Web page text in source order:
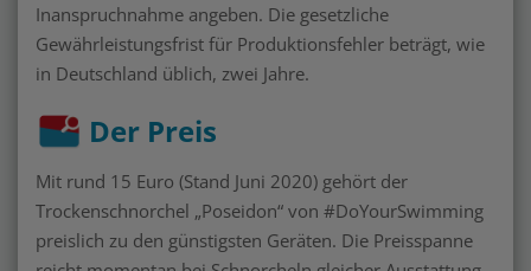
Inanspruchnahme angeben. Die gesetzliche
Gewährleistungsfrist für Produktionsfehler beträgt, wie
in Deutschland üblich, zwei Jahre.
Der Preis
Mit rund 15 Euro (Stand Juni 2020) gehört der
Trockenschnorchel „Poseidon“ von #DoYourSwimming
preislich zu den günstigsten Geräten. Die Preisspanne